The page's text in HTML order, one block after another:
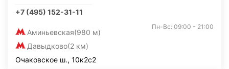
+7 (495) 152-31-11
Аминьевская(980 м)
Давыдково(2 км)
Пн-Вс: 09:00 - 21:00
Очаковское ш., 10к2с2